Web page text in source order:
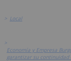
> Local
>
Economía y Empresa
garantizar su